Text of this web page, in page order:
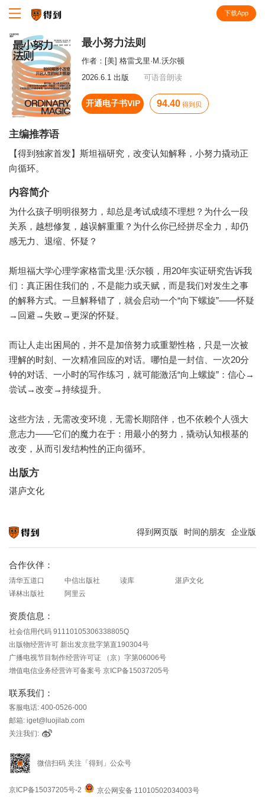
下载App
最小努力法则
作者： [美] 格雷戈里·M.沃尔顿
2026.6.1 出版
可语音朗读
开通电子书VIP 94.40 得到贝
主编推荐语
【得到独家首发】斯坦福研究，改变认知解释，小努力撬动正
向循环。
内容简介
为什么孩子明明很努力，却总是考试成绩不理想？为什么一段
关系，越想修复，越误解重重？为什么你已经拼尽全力，却仍
感无力、退缩、怀疑？
斯坦福大学心理学家格雷戈里·沃尔顿，用20年实证研究告诉我
们：真正困住我们的，不是能力或天赋，而是我们对发生之事
的解释方式。一旦解释错了，就会启动一个“向下螺旋”——怀疑
→回避→失败→更深的怀疑。
而让人走出困局的，并不是加倍努力或重塑性格，只是一次被
理解的时刻、一次精准回应的对话。哪怕是一封信、一次20分
钟的对话、一小时的写作练习，就可能激活“向上螺旋”：信心→
尝试→改变→持续提升。
这些方法，无需改变环境，无需长期陪伴，也不依赖个人强大
意志力——它们的魔力在于：用最小的努力，撬动认知根基的
改变，从而引发结构性的正向循环。
出版方
湛庐文化
得到网页版 时间的朋友 企业版
合作伙伴：
清华五道口 中信出版社 读库
湛庐文化
译林出版社
阿里云
资质信息：
社会信用代码 91110105306338805Q
出版物经营许可 新出发京批字第直190304号
广播电视节目制作经营许可证 （京）字第06006号
增值电信业务经营许可备案号 京ICP备15037205号
联系我们：
客服电话: 400-0526-000
邮箱: iget@luojilab.com
关注我们:
微信扫码 关注「得到」公众号
京ICP备15037205号-2 京公网安备 11010502034003号